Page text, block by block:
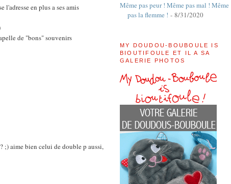
en plus a ses amis
de "bons" souvenirs
;) aime bien celui de double p aussi,
Même pas peur ! Même pas mal ! Même
pas la flemme ! - 8/31/2020
MY DOUDOU-BOUBOULE IS
BIOUTIFOULE ET IL A SA
GALERIE PHOTOS